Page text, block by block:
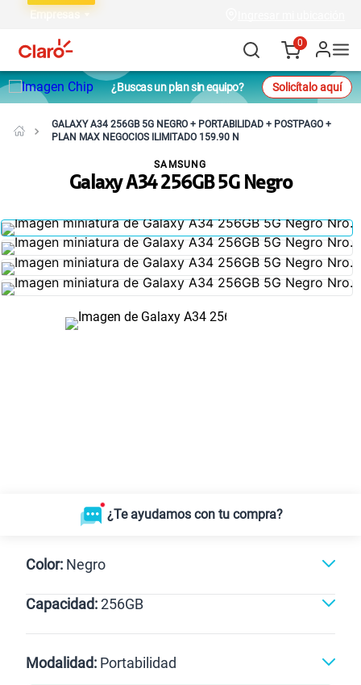
Empresas
0
¿Buscas un plan sin equipo? Solicítalo aquí
GALAXY A34 256GB 5G NEGRO + PORTABILIDAD + POSTPAGO +
PLAN MAX NEGOCIOS ILIMITADO 159.90 N
Galaxy A34 256GB 5G Negro
SAMSUNG
¿Te ayudamos con tu compra?
Color: Negro
Capacidad:256GB
256GB
Modalidad: Portabilidad